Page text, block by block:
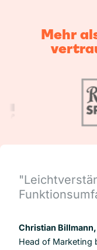
Mehr
Christian Billmann,
Head of Marketing